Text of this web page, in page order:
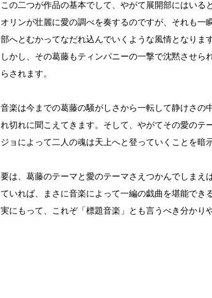
この二つが作品の基本でして、やがて展開部にはい
オリンが壮麗に愛の調べを奏するのですが、それも
部へとむかってなだれ込んでいくような風情となります
しかし、その葛藤もティンパニーの一撃で沈黙させ
らされます。
音楽は今までの葛藤の騒がしさから一転して静けさ
れ切れに聞こえてきます。そして、やがてその愛のテ
ジョによって二人の魂は天上へと登っていくことを暗
要は、葛藤のテーマと愛のテーマさえつかんでしまえ
ていれば、まさに音楽によって一編の戯曲を堪能でき
実にもって、これぞ「標題音楽」とも言うべき分かり